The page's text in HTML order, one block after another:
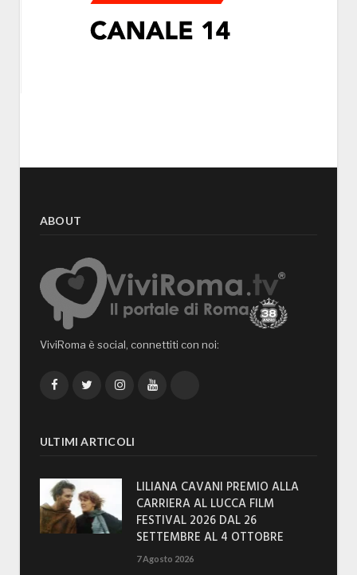
ABOUT
ViviRoma è social, connettiti con noi:
FacebookTwitterInstagramYouTube
ULTIMI ARTICOLI
LILIANA CAVANI PREMIO ALLA
CARRIERA AL LUCCA FILM
FESTIVAL 2026 DAL 26
SETTEMBRE AL 4 OTTOBRE
7 Agosto 2026